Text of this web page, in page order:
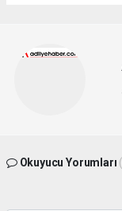
Okuyucu Yorumları